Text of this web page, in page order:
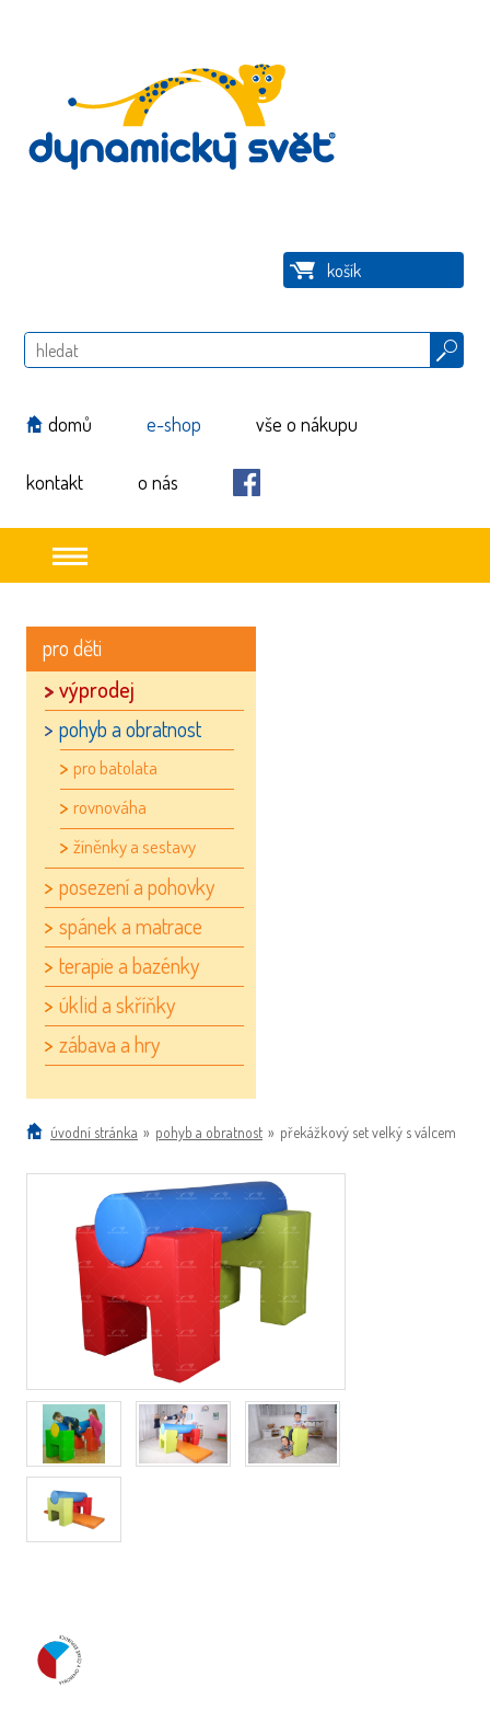
košík
domů e-shop vše o nákupu
kontakt
o nás
pro děti
výprodej
pohyb a obratnost
pro batolata
rovnováha
žíněnky a sestavy
posezení a pohovky
spánek a matrace
terapie a bazénky
úklid a skříňky
zábava a hry
úvodní stránka » pohyb a obratnost » překážkový set velký s válcem